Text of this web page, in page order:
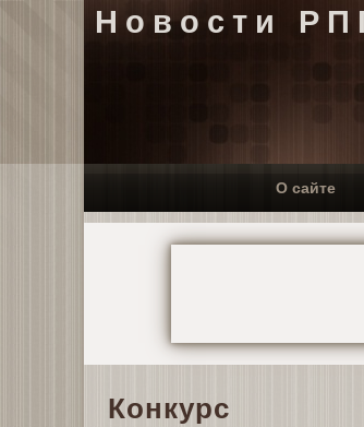
Новости
О сайте
Конкурс